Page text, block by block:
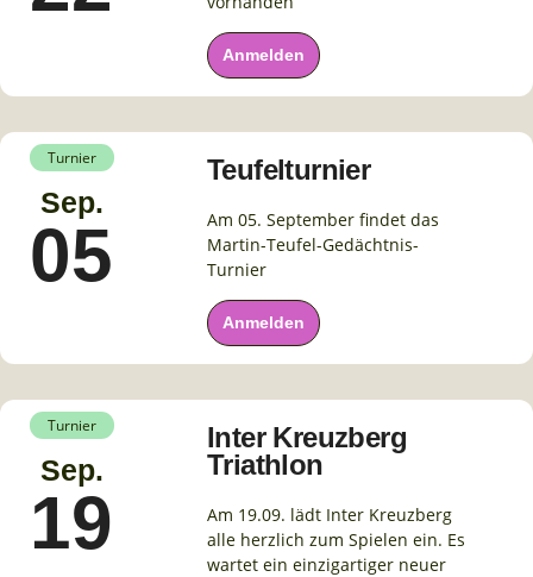
Anmelden
Turnier
Sep.
05
Teufelturnier
Am 05. September findet das
Martin-Teufel-Gedächtnis-
Turnier
Anmelden
Turnier
Sep.
19
Inter Kreuzberg
Triathlon
Am 19.09. lädt Inter Kreuzberg
alle herzlich zum Spielen ein. Es
wartet ein einzigartiger neuer